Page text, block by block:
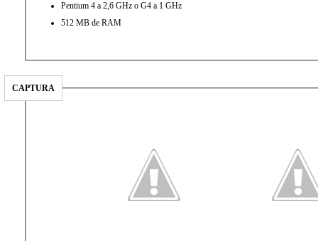
Pentium 4 a 2,6 GHz o G4 a 1 GHz
512 MB de RAM
CAPTURA